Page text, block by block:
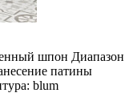
шпон Диапазон
патины
blum